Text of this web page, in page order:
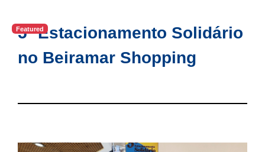
5º Estacionamento Solidário
no Beiramar Shopping
Featured